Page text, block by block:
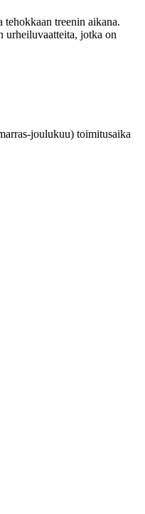
treenin aikana.
urheiluvaatteita, jotka on
joulukuu) toimitusaika